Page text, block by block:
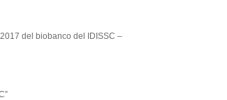
del biobanco del IDISSC –